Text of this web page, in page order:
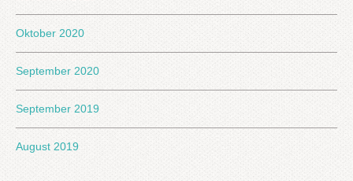
Oktober 2020
September 2020
September 2019
August 2019